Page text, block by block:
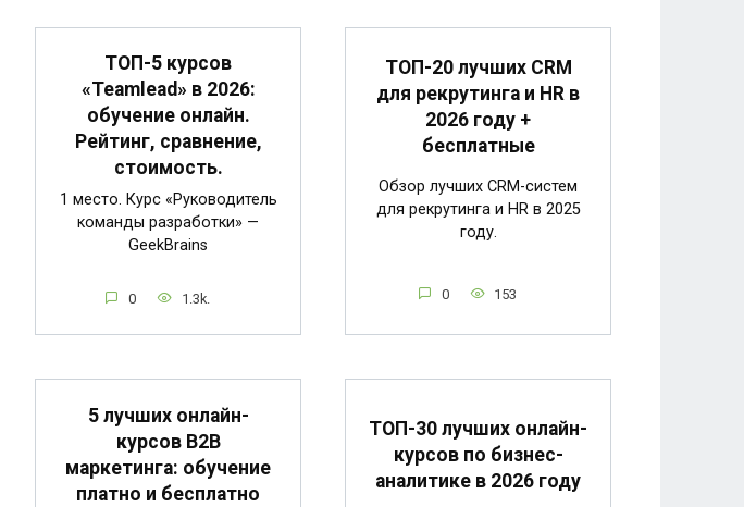
ТОП-5 курсов
«Teamlead» в 2026:
обучение онлайн.
Рейтинг, сравнение,
стоимость.
1 место. Курс «Руководитель
команды разработки» —
GeekBrains
0 1.3k.
ТОП-20 лучших CRM
для рекрутинга и HR в
2026 году +
бесплатные
Обзор лучших CRM-систем
для рекрутинга и HR в 2025
году.
0 153
5 лучших онлайн-
курсов B2B
маркетинга: обучение
платно и бесплатно
ТОП-30 лучших онлайн-
курсов по бизнес-
аналитике в 2026 году